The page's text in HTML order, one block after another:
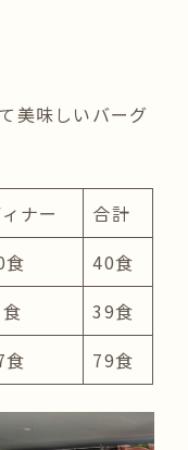
美味しいバーグ
ナー
合計
食
40食
39食
食 79食